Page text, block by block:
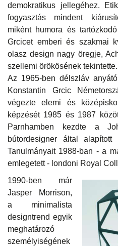
demokratikus jellegéhez.
fogyasztás mindent
miként humora és
Grcicet emberi és szakmai
olasz design nagy öregje,
szellemi örökösének tekintette.
Az 1965-ben délszláv
Konstantin Grcic
végezte elemi és
képzését 1985 és 1987
Parnhamben kezdte a
bútordesigner által alapított
Tanulmányait 1988-ban - a
emlegetett - londoni Royal
1990-ben már
Jasper Morrison,
a minimalista
designtrend egyik
meghatározó
személyiségének